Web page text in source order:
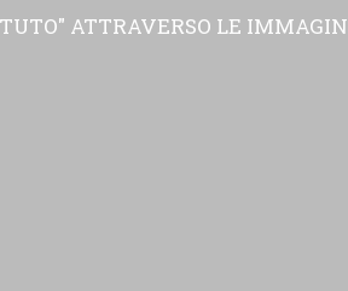
ATTRAVERSO LE